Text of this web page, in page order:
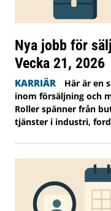
Nya jobb för
Vecka 21, 2026
KARRIÄR
Här är en
inom försäljning och
Roller spänner från
tjänster i industri,